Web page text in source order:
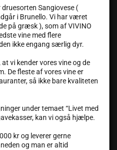
Sangiovese (
i Brunello. Vi har været
på græsk ), som af VIVINO
vine med flere
ikke engang særlig dyr.
at vi kender vores vine og de
De fleste af vores vine er
så ikke bare kvaliteten
under temaet “Livet med
kan vi også hjælpe.
kr og leverer gerne
og man er altid